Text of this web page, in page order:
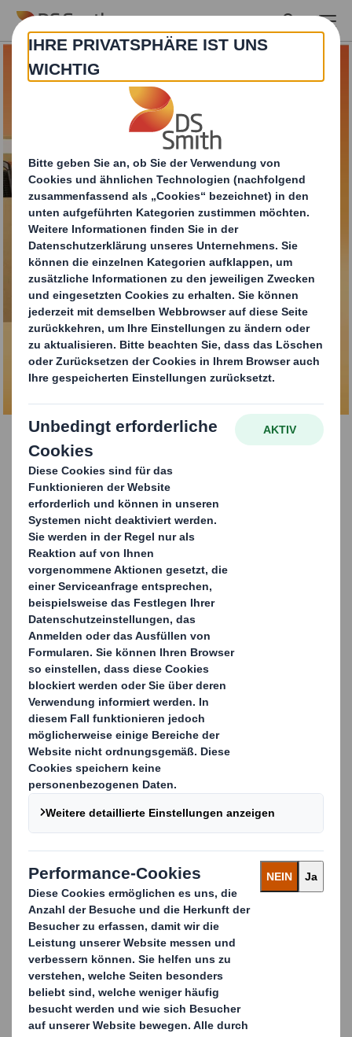
Skip to main content
Versandtasche aus
Wellpappe
KONTAKTIEREN SIE UNS
Unsere
Versandtaschen für
schwerere
Versandgüter,
hergestellt aus
Wellpappe
UnsereVersandtasche aus Wellpappe für schwerere
Versandgüterschützt Ihre Waren sicher auf dem Hin-
und Rückversand und reduziert gleichzeitig das
Transportvolumen auf ein Minimum.
Die Wellpapp-Versandtasche ist in vielen
unterschiedlichen Ausführungenerhältlich. In den
meisten Fällen ist die Verpackungslösung vorgeklebt
und mit Selbstklebebändern bestückt.
Carousel. Use previous and next buttons to move